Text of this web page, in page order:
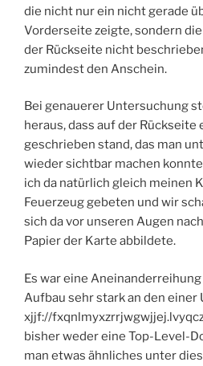
die nicht nur ein nicht gerade
Vorderseite zeigte, sondern
der Rückseite nicht
zumindest den Anschein.
Bei genauerer Untersuchung
heraus, dass auf der
geschrieben stand, das man
wieder sichtbar machen
ich da natürlich gleich meinen
Feuerzeug gebeten und wir
sich da vor unseren Augen
Papier der Karte abbildete.
Es war eine
Aufbau sehr stark an den einer
xjjf://
bisher weder eine Top-Level-
man etwas ähnliches unter